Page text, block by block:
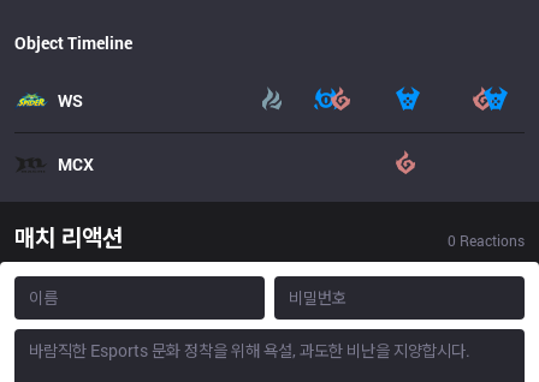
Object Timeline
WS
MCX
매치 리액션 0 Reactions